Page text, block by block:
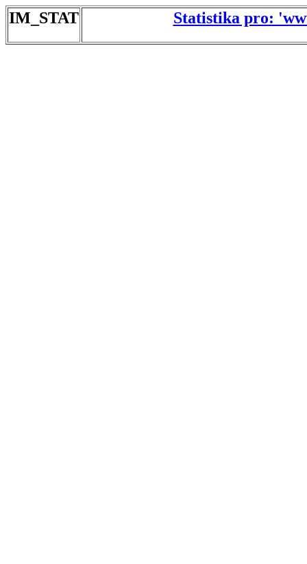
IM_STAT Statistika pro: